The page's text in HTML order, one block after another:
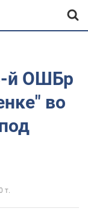
й ОШБр
во
т.